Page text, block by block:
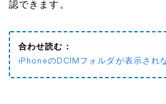
認できます。
合わせ読む：
iPhoneのDCIMフォルダが表示され